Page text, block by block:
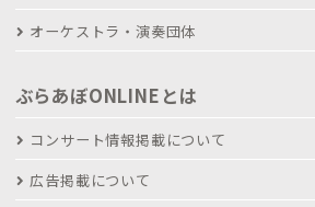
オーケストラ・演奏団体
ぶらあぼONLINEとは
コンサート情報掲載について
広告掲載について